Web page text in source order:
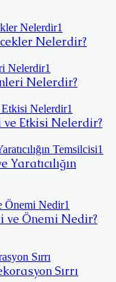
Nelerdir?
Nelerdir?
ve Etkisi Nelerdir?
ve Önemi Nedir?
Sırrı